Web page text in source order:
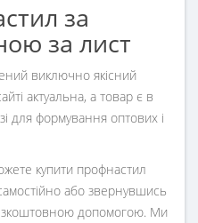
за
за лист
виключно якісний
актуальна, а товар є в
для формування оптових і
купити профнастил
або звернувшись
допомогою. Ми